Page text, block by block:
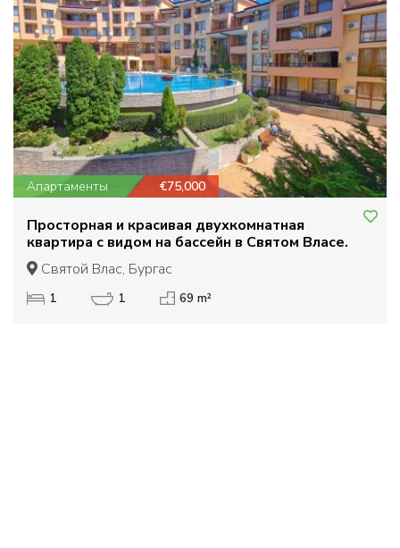
Апартаменты €75,000
Просторная и красивая двухкомнатная
квартира с видом на бассейн в Святом Власе.
Святой Влас, Бургас
1 1 69 m²